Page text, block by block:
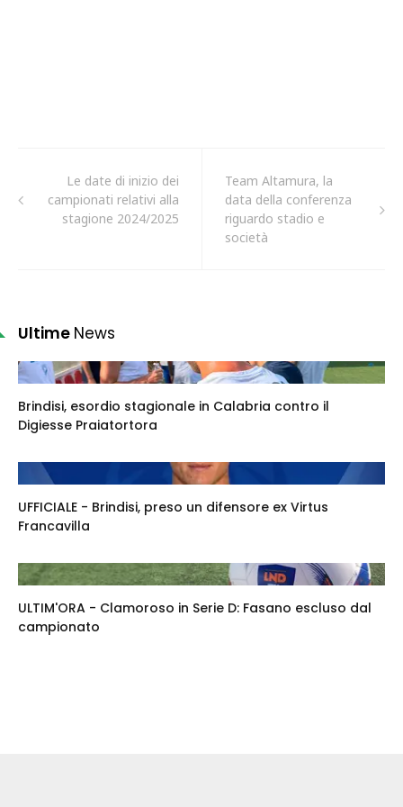
Le date di inizio dei
campionati relativi alla
stagione 2024/2025
Team Altamura, la
data della conferenza
riguardo stadio e
società
Ultime News
Brindisi, esordio stagionale in Calabria contro il
Digiesse Praiatortora
UFFICIALE - Brindisi, preso un difensore ex Virtus
Francavilla
ULTIM'ORA - Clamoroso in Serie D: Fasano escluso dal
campionato